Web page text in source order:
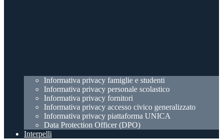
Informativa privacy famiglie e studenti
Informativa privacy personale scolastico
Informativa privacy fornitori
Informativa privacy accesso civico generalizzato
Informativa privacy piattaforma UNICA
Data Protection Officer (DPO)
Interpelli